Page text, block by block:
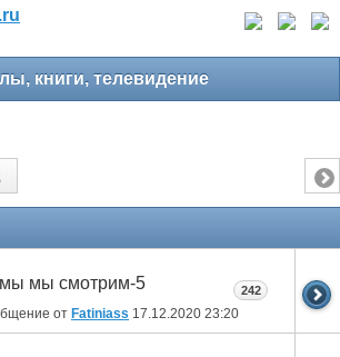
книги, телевидение
мы смотрим-5
от Fatiniass 17.12.2020 23:20
242